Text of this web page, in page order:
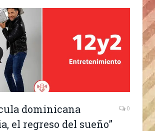
dominicana
el regreso del sueño”
0